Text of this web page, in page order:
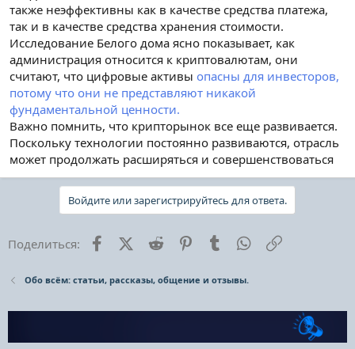
также неэффективны как в качестве средства платежа,
так и в качестве средства хранения стоимости.
Исследование Белого дома ясно показывает, как
администрация относится к криптовалютам, они
считают, что цифровые активы опасны для инвесторов,
потому что они не представляют никакой
фундаментальной ценности.
Важно помнить, что крипторынок все еще развивается.
Поскольку технологии постоянно развиваются, отрасль
может продолжать расширяться и совершенствоваться
Войдите или зарегистрируйтесь для ответа.
Поделиться: FacebookX (Twitter)
Reddit PinterestTumblr WhatsApp
Обо всём: статьи, рассказы, общение и отзывы.